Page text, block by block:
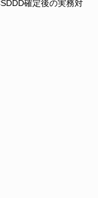
確定後の実務対